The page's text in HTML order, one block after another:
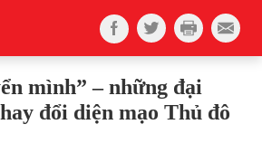
mình” – những đại
đổi diện mạo Thủ đô